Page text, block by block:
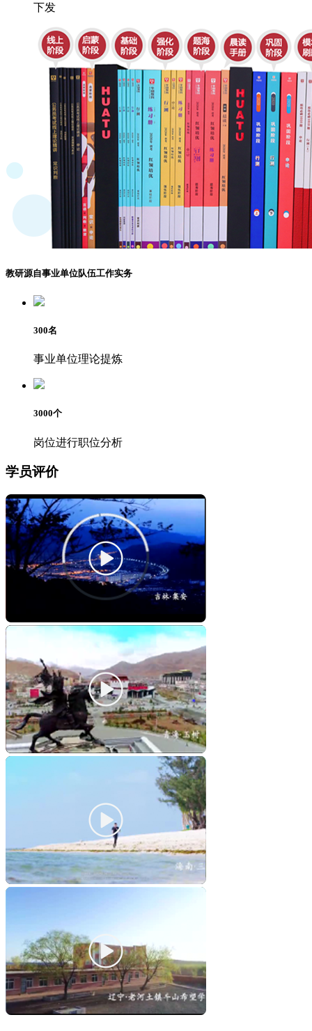
下发
教研源自事业单位队伍工作实务
300名
事业单位理论提炼
3000个
岗位进行职位分析
学员评价